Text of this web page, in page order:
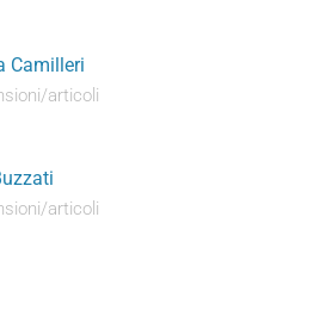
Camilleri
articoli
articoli